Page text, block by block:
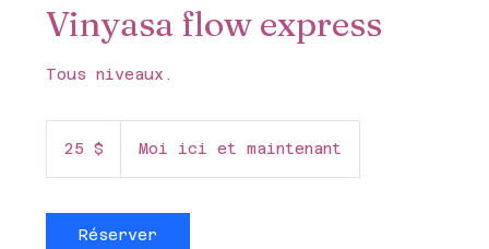
Vinyasa flow express
Tous niveaux.
canadiens
25 $ Moi ici et maintenant
Réserver